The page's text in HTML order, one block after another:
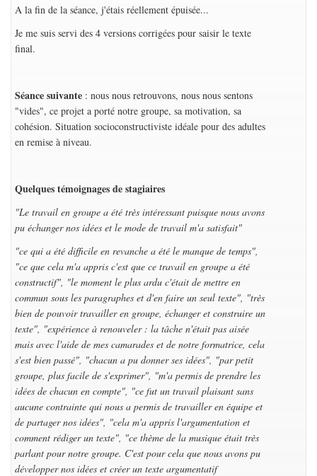
A la fin de la séance, j'étais réellement épuisée...
Je me suis servi des 4 versions corrigées pour saisir le texte
final.
Séance suivante : nous nous retrouvons, nous nous sentons
"vides", ce projet a porté notre groupe, sa motivation, sa
cohésion. Situation socioconstructiviste idéale pour des adultes
en remise à niveau.
Quelques témoignages de stagiaires
"Le travail en groupe a été très intéressant puisque nous avons
pu échanger nos idées et le mode de travail m'a satisfait"
"ce qui a été difficile en revanche a été le manque de temps",
"ce que cela m'a appris c'est que ce travail en groupe a été
constructif", "le moment le plus ardu c'était de mettre en
commun sous les paragraphes et d'en faire un seul texte", "très
bien de pouvoir travailler en groupe, échanger et construire un
texte", "expérience à renouveler : la tâche n'était pas aisée
mais avec l'aide de mes camarades et de notre formatrice, cela
s'est bien passé", "chacun a pu donner ses idées", "par petit
groupe, plus facile de s'exprimer", "m'a permis de prendre les
idées de chacun en compte", "ce fut un travail plaisant sans
aucune contrainte qui nous a permis de travailler en équipe et
de partager nos idées", "cela m'a appris l'argumentation et
comment rédiger un texte", "ce thème de la musique était très
parlant pour notre groupe. C'est pour cela que nous avons pu
développer nos idées et créer un texte argumentatif